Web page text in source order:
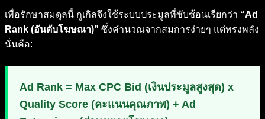
เพื่อรักษาสมดุลนี้ กูเกิลจึงใช้ระบบประมูลที่ซับซ้อนเรียกว่า “Ad
Rank (อันดับโฆษณา)” ซึ่งคำนวณจากสมการง่ายๆ แต่ทรงพลัง
นั่นคือ:
Ad Rank = Max CPC Bid (เงินประมูลสูงสุด) x
Quality Score (คะแนนคุณภาพ) + Ad